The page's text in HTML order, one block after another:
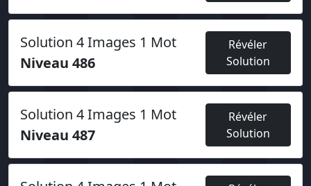
Solution 4 Images 1 Mot
Niveau 486
Révéler
Solution
Solution 4 Images 1 Mot
Niveau 487
Révéler
Solution